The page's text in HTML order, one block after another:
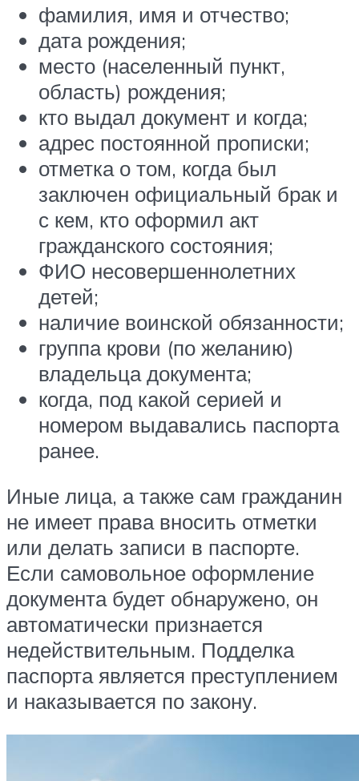
фамилия, имя и отчество;
дата рождения;
место (населенный пункт,
область) рождения;
кто выдал документ и когда;
адрес постоянной прописки;
отметка о том, когда был
заключен официальный брак и
с кем, кто оформил акт
гражданского состояния;
ФИО несовершеннолетних
детей;
наличие воинской обязанности;
группа крови (по желанию)
владельца документа;
когда, под какой серией и
номером выдавались паспорта
ранее.
Иные лица, а также сам гражданин
не имеет права вносить отметки
или делать записи в паспорте.
Если самовольное оформление
документа будет обнаружено, он
автоматически признается
недействительным. Подделка
паспорта является преступлением
и наказывается по закону.